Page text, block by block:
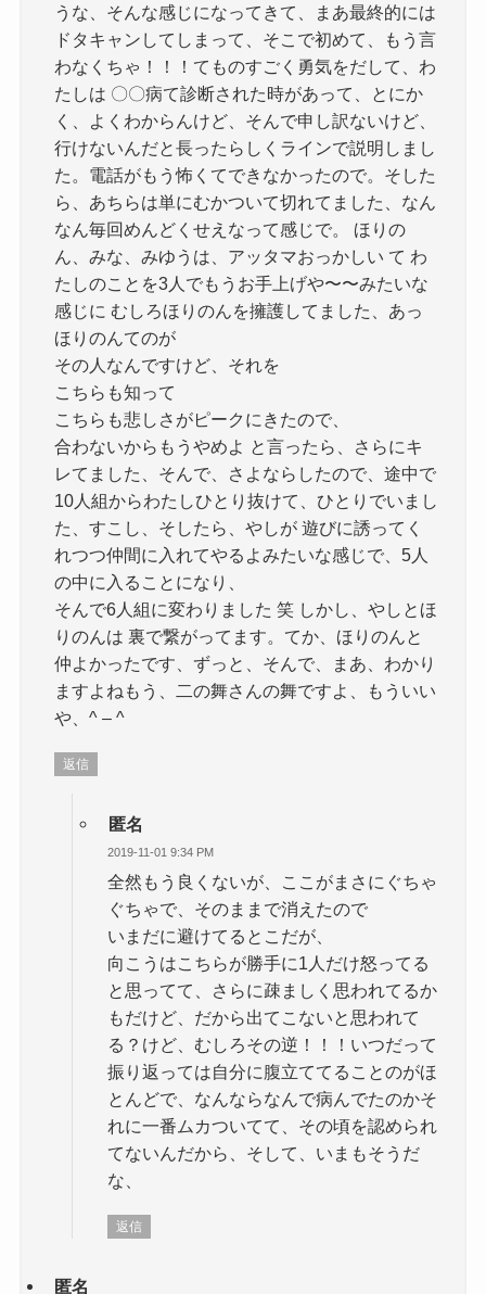
うな、そんな感じになってきて、まあ最終的には
ドタキャンしてしまって、そこで初めて、もう言
わなくちゃ！！！てものすごく勇気をだして、わ
たしは 〇〇病て診断された時があって、とにか
く、よくわからんけど、そんで申し訳ないけど、
行けないんだと長ったらしくラインで説明しまし
た。電話がもう怖くてできなかったので。そした
ら、あちらは単にむかついて切れてました、なん
なん毎回めんどくせえなって感じで。 ほりの
ん、みな、みゆうは、アッタマおっかしい て わ
たしのことを3人でもうお手上げや〜〜みたいな
感じに むしろほりのんを擁護してました、あっ
ほりのんてのが
その人なんですけど、それを
こちらも知って
こちらも悲しさがピークにきたので、
合わないからもうやめよ と言ったら、さらにキ
レてました、そんで、さよならしたので、途中で
10人組からわたしひとり抜けて、ひとりでいまし
た、すこし、そしたら、やしが 遊びに誘ってく
れつつ仲間に入れてやるよみたいな感じで、5人
の中に入ることになり、
そんで6人組に変わりました 笑 しかし、やしとほ
りのんは 裏で繋がってます。てか、ほりのんと
仲よかったです、ずっと、そんで、まあ、わかり
ますよねもう、二の舞さんの舞ですよ、もういい
や、^ – ^
返信
匿名
2019-11-01 9:34 PM
全然もう良くないが、ここがまさにぐちゃ
ぐちゃで、そのままで消えたので
いまだに避けてるとこだが、
向こうはこちらが勝手に1人だけ怒ってる
と思ってて、さらに疎ましく思われてるか
もだけど、だから出てこないと思われて
る？けど、むしろその逆！！！いつだって
振り返っては自分に腹立ててることのがほ
とんどで、なんならなんで病んでたのかそ
れに一番ムカついてて、その頃を認められ
てないんだから、そして、いまもそうだ
な、
返信
匿名